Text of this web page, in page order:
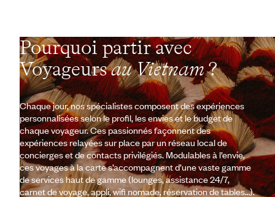
Pourquoi partir avec
Voyageursau Vietnam?
Chaque jour, nos spécialistes composent des expériences
personnalisées selon le profil, les envies et le budget de
chaque voyageur. Ces passionnés façonnent des
expériences relayées sur place par un réseau local de
concierges et de contacts privilégiés. Modulables à l’envie,
ces voyages à la carte s’accompagnent d’une vaste gamme
de services haut de gamme (lounges, assistance 24/7,
carnet de voyage, appli, wifi nomade, réservation de tables…).